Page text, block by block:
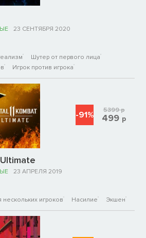
23 СЕНТЯБРЯ 2020
Шутер от первого лица
Игрок против игрока
23 АПРЕЛЯ 2019
нескольких игроков Насилие Экшен
-91% 5399р
499 р